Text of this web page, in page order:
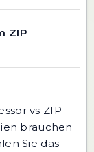
ZIP
vs ZIP
brauchen
Sie das